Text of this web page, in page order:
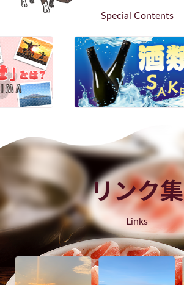
Special Contents
リンク集
Links